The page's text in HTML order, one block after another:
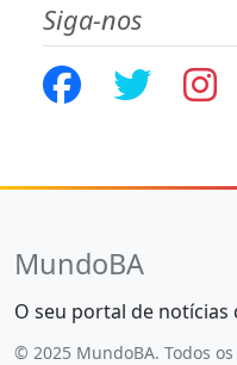
Siga-nos
MundoBA
O seu portal de notícias
© 2025 MundoBA. Todos